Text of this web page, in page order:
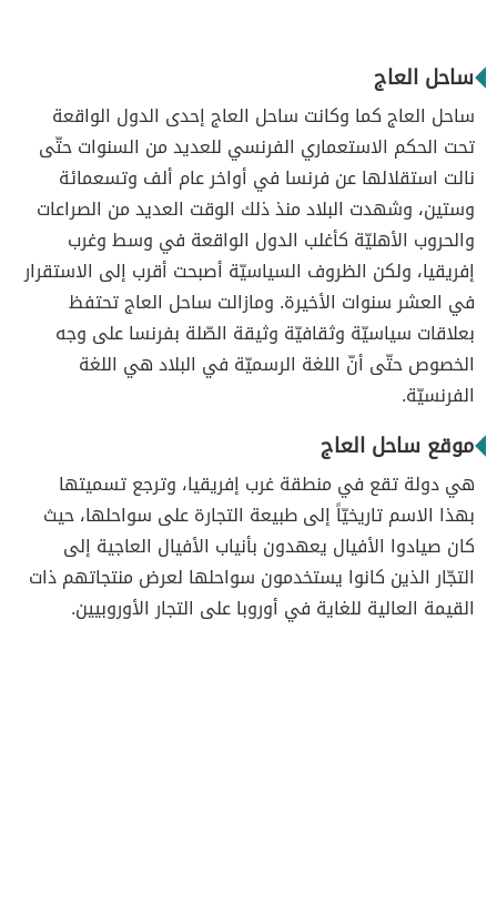
ساحل العاج
ساحل العاج كما وكانت ساحل العاج إحدى الدول الواقعة
تحت الحكم الاستعماري الفرنسي للعديد من السنوات حتّى
نالت استقلالها عن فرنسا في أواخر عام ألف وتسعمائة
وستين، وشهدت البلاد منذ ذلك الوقت العديد من الصراعات
والحروب الأهليّة كأغلب الدول الواقعة في وسط وغرب
إفريقيا، ولكن الظروف السياسيّة أصبحت أقرب إلى الاستقرار
في العشر سنوات الأخيرة. ومازالت ساحل العاج تحتفظ
بعلاقات سياسيّة وثقافيّة وثيقة الصّلة بفرنسا على وجه
الخصوص حتّى أنّ اللغة الرسميّة في البلاد هي اللغة
الفرنسيّة.
موقع ساحل العاج
هي دولة تقع في منطقة غرب إفريقيا، وترجع تسميتها
بهذا الاسم تاريخيّاً إلى طبيعة التجارة على سواحلها، حيث
كان صيادوا الأفيال يعهدون بأنياب الأفيال العاجية إلى
التجّار الذين كانوا يستخدمون سواحلها لعرض منتجاتهم ذات
القيمة العالية للغاية في أوروبا على التجار الأوروبيين.